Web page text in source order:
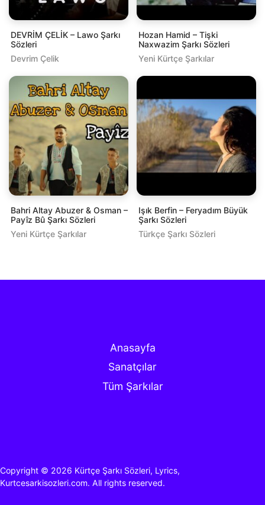
DEVRİM ÇELİK – Lawo Şarkı
Sözleri
Devrim Çelik
Hozan Hamid – Tişki
Naxwazim Şarkı Sözleri
Yeni Kürtçe Şarkılar
Bahri Altay Abuzer & Osman –
Payîz Bû Şarkı Sözleri
Yeni Kürtçe Şarkılar
Işık Berfin – Feryadım Büyük
Şarkı Sözleri
Türkçe Şarkı Sözleri
Anasayfa
Sanatçılar
Tüm Şarkılar
Copyright © 2026 Kürtçe Şarkı Sözleri, Lyrics,
Kurtcesarkisozleri.com. All rights reserved.